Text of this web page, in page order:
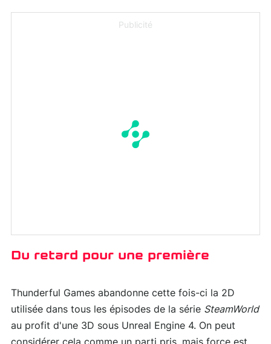
Publicité
Du retard pour une première
Thunderful Games abandonne cette fois-ci la 2D
utilisée dans tous les épisodes de la série SteamWorld
au profit d'une 3D sous Unreal Engine 4. On peut